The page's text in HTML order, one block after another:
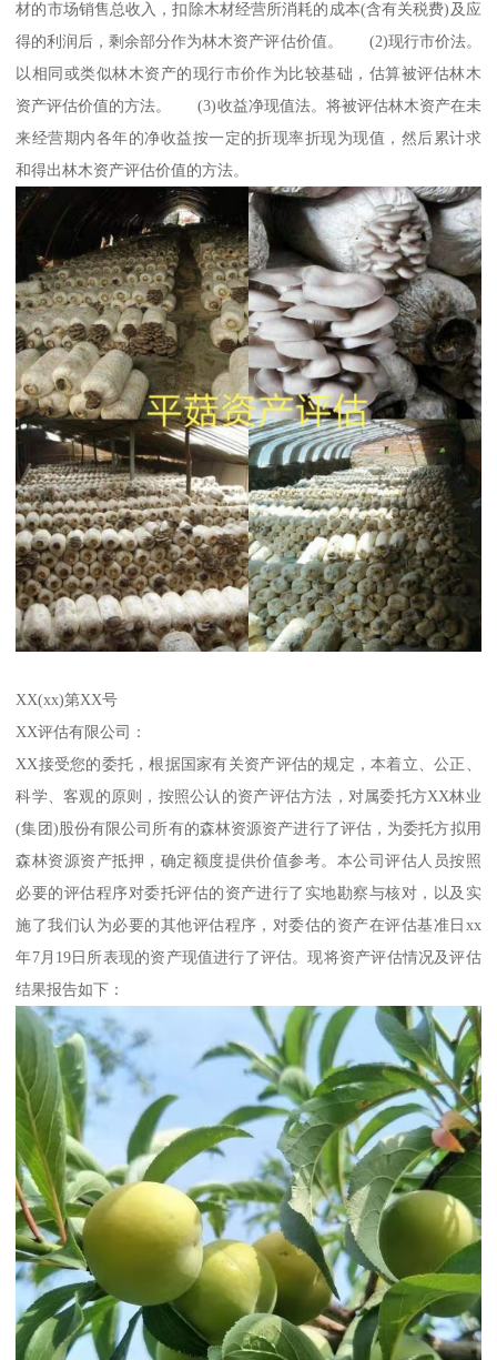
材的市场销售总收入，扣除木材经营所消耗的成本(含有关税费)及应
得的利润后，剩余部分作为林木资产评估价值。 (2)现行市价法。
以相同或类似林木资产的现行市价作为比较基础，估算被评估林木
资产评估价值的方法。 (3)收益净现值法。将被评估林木资产在未
来经营期内各年的净收益按一定的折现率折现为现值，然后累计求
和得出林木资产评估价值的方法。
XX(xx)第XX号
XX评估有限公司：
XX接受您的委托，根据国家有关资产评估的规定，本着立、公正、
科学、客观的原则，按照公认的资产评估方法，对属委托方XX林业
(集团)股份有限公司所有的森林资源资产进行了评估，为委托方拟用
森林资源资产抵押，确定额度提供价值参考。本公司评估人员按照
必要的评估程序对委托评估的资产进行了实地勘察与核对，以及实
施了我们认为必要的其他评估程序，对委估的资产在评估基准日xx
年7月19日所表现的资产现值进行了评估。现将资产评估情况及评估
结果报告如下：